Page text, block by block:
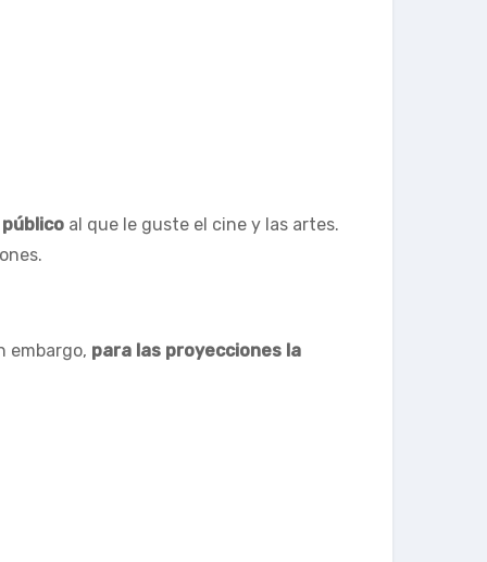
al que le guste el cine y las artes.
embargo, para las proyecciones la